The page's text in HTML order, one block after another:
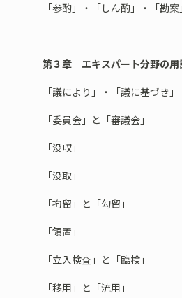
「参酌」・「しん酌」・「勘案」
第３章 エキスパート分野の用
「議により」・「議に基づき
「委員会」と「審議会」
「没収」
「没取」
「拘留」と「勾留」
「領置」
「立入検査」と「臨検」
「移用」と「流用」